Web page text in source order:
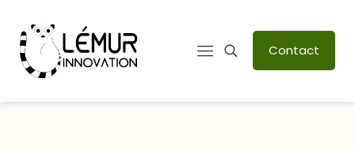
Contact